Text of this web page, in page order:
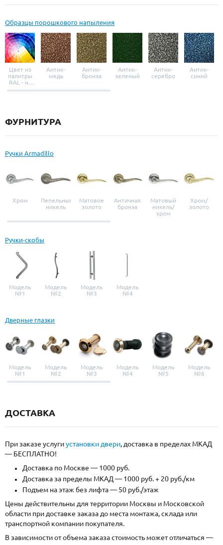
Образцы порошкового напыления
Цвет из
палитры
RAL - на
выбор
Антик-
медь
Антик-
бронза
Антик-
зеленый
Антик-
серебро
Антик-
синий
ФУРНИТУРА
Ручки Armadillo
Хром
Пепельный
никель
Матовое
золото
Античная
бронза
Матовый
никель/
хром
Хром/
золото
Ручки-скобы
Модель
№1
Модель
№2
Модель
№3
Модель
№4
Дверные глазки
Модель
№1
Модель
№2
Модель
№3
Модель
№4
Модель
№5
Модель
№6
ДОСТАВКА
При заказе услугиустановки двери, доставка в пределах МКАД
— БЕСПЛАТНО!
Доставка по Москве — 1000 руб.
Доставка за пределы МКАД — 1000 руб. + 20 руб./км
Подъем на этаж без лифта — 50 руб./этаж
Цены действительны для территории Москвы и Московской
области при доставке заказа до места монтажа, склада или
транспортной компании покупателя.
В зависимости от объема заказа стоимость может отличаться —